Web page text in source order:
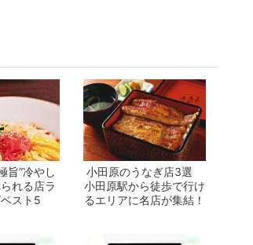
旨”冷やし
れる店ラ
スト5
小田原のうなぎ店3選
小田原駅から徒歩で行け
るエリアに名店が集結！